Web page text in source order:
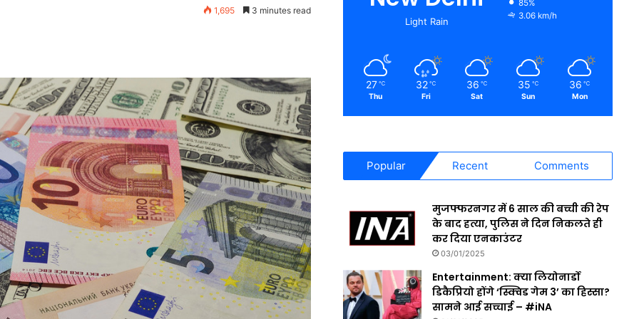
1,695 3 minutes read
Light Rain
85%
3.06 km/h
27 ℃
Thu
32 ℃
Fri
36 ℃
Sat
35 ℃
Sun
36 ℃
Mon
Popular Recent Comments
मुजफ्फरनगर में 6 साल की बच्ची की रेप
के बाद हत्या, पुलिस ने दिन निकलते ही
कर दिया एनकाउंटर
03/01/2025
Entertainment: क्या लियोनार्डो
डिकैप्रियो होंगे ‘स्क्विड गेम 3’ का हिस्सा?
सामने आई सच्चाई – #iNA